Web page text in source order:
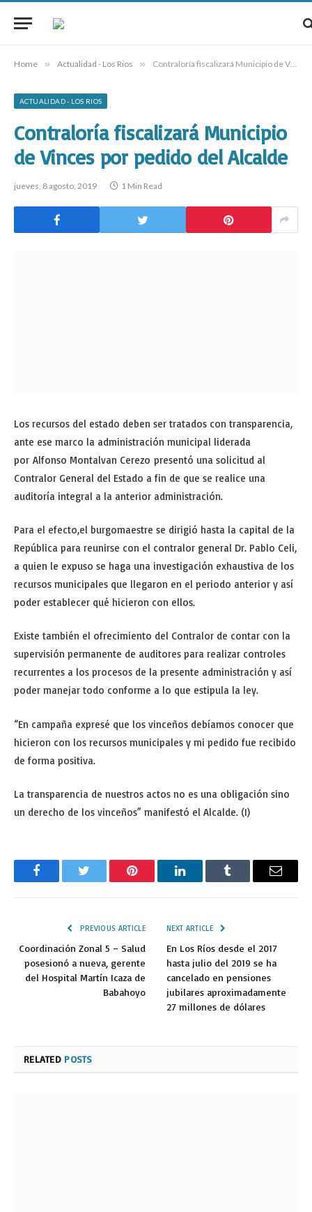
Home » Actualidad - Los Rios » Contraloría fiscalizará Municipio de Vinces por pedido del Alcalde
ACTUALIDAD - LOS RIOS
Contraloría fiscalizará Municipio
de Vinces por pedido del Alcalde
jueves, 8 agosto, 2019 1 Min Read
Los recursos del estado deben ser tratados con transparencia,
ante ese marco la administración municipal liderada
por Alfonso Montalvan Cerezo presentó una solicitud al
Contralor General del Estado a fin de que se realice una
auditoría integral a la anterior administración.
Para el efecto,el burgomaestre se dirigió hasta la capital de la
República para reunirse con el contralor general Dr. Pablo Celi,
a quien le expuso se haga una investigación exhaustiva de los
recursos municipales que llegaron en el periodo anterior y así
poder establecer qué hicieron con ellos.
Existe también el ofrecimiento del Contralor de contar con la
supervisión permanente de auditores para realizar controles
recurrentes a los procesos de la presente administración y así
poder manejar todo conforme a lo que estipula la ley.
“En campaña expresé que los vinceños debíamos conocer que
hicieron con los recursos municipales y mi pedido fue recibido
de forma positiva.
La transparencia de nuestros actos no es una obligación sino
un derecho de los vinceños” manifestó el Alcalde. (I)
FacebookTwitter Pinterest LinkedInTumblr Email
PREVIOUS ARTICLE
Coordinación Zonal 5 – Salud
posesionó a nueva, gerente
del Hospital Martín Icaza de
Babahoyo
NEXT ARTICLE
En Los Ríos desde el 2017
hasta julio del 2019 se ha
cancelado en pensiones
jubilares aproximadamente
27 millones de dólares
RELATED POSTS